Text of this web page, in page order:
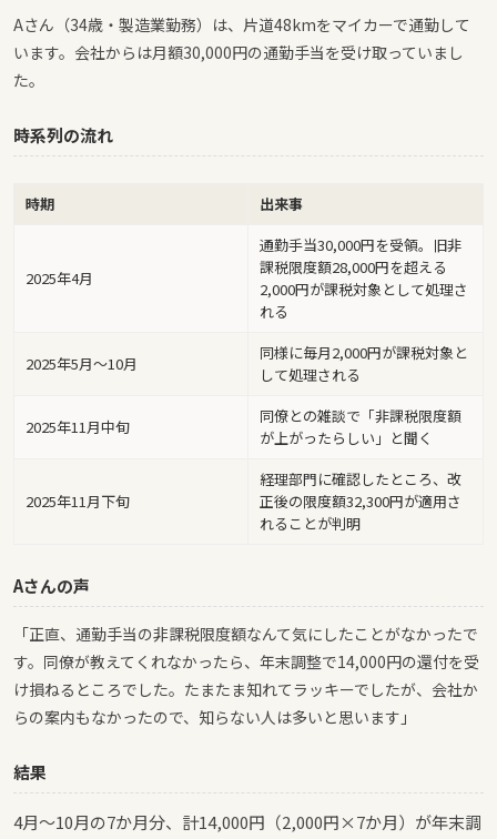
Aさん（34歳・製造業勤務）は、片道48kmをマイカーで通勤して
います。会社からは月額30,000円の通勤手当を受け取っていまし
た。
時系列の流れ
時期 出来事
2025年4月
通勤手当30,000円を受領。旧非
課税限度額28,000円を超える
2,000円が課税対象として処理さ
れる
2025年5月〜10月
同様に毎月2,000円が課税対象と
して処理される
2025年11月中旬
同僚との雑談で「非課税限度額
が上がったらしい」と聞く
2025年11月下旬
経理部門に確認したところ、改
正後の限度額32,300円が適用さ
れることが判明
Aさんの声
「正直、通勤手当の非課税限度額なんて気にしたことがなかったで
す。同僚が教えてくれなかったら、年末調整で14,000円の還付を受
け損ねるところでした。たまたま知れてラッキーでしたが、会社か
らの案内もなかったので、知らない人は多いと思います」
結果
4月〜10月の7か月分、計14,000円（2,000円×7か月）が年末調